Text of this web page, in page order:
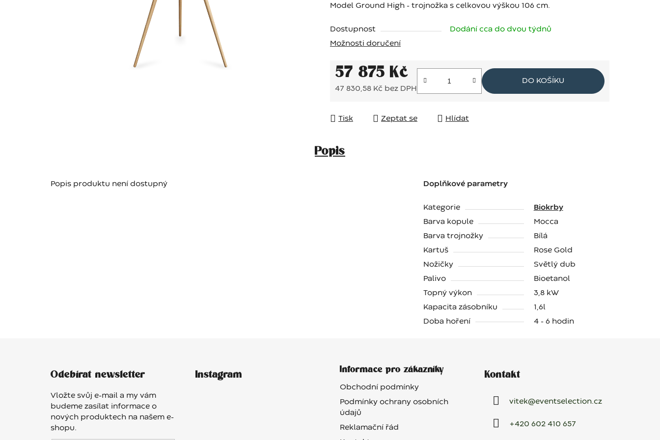
Model Ground High - trojnožka s celkovou výškou 106 cm.
Dostupnost Dodání cca do dvou týdnů
Možnosti doručení
57 875 Kč
47 830,58 Kč bez DPH
DO KOŠÍKU
Tisk Zeptat se Hlídat
Popis
Popis produktu není dostupný Doplňkové parametry
Kategorie Biokrby
Barva kopule Mocca
Barva trojnožky Bílá
Kartuš Rose Gold
Nožičky Světlý dub
Palivo Bioetanol
Topný výkon 3,8 kW
Kapacita zásobníku 1,6l
Doba hoření 4 - 6 hodin
Odebírat newsletter
Vložte svůj e-mail a my vám
budeme zasílat informace o
nových produktech na našem e-
shopu.
Instagram
Informace pro zákazníky
Obchodní podmínky
Podmínky ochrany osobních
údajů
Reklamační řád
Kontakt
vitek@eventselection.cz
+420 602 410 657